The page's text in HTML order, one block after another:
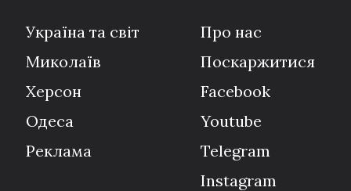
Україна та світ
Миколаїв
Херсон
Одеса
Реклама
Про нас
Поскаржитися
Facebook
Youtube
Telegram
Instagram